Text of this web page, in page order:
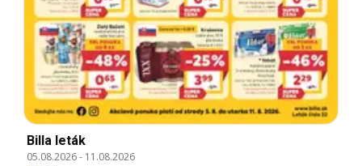
Billa leták
05.08.2026- 11.08.2026